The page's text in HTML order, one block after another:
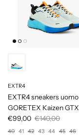
EXTR4
EXTR4 sneakers uomo
GORETEX Kaizen GTX
€99,00 €140,00
40 41 42 43 44 45 46